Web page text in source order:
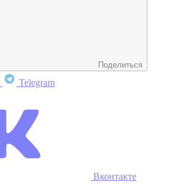
Поделиться
Telegram
Вконтакте